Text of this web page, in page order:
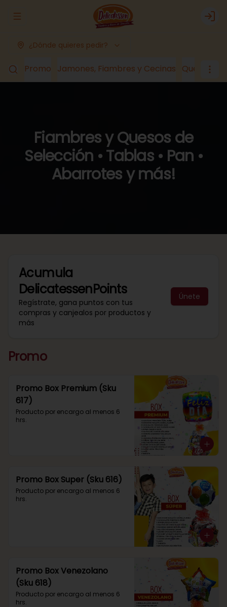
Abrir menu de navegación Login
¿Dónde quieres pedir?
Promo Jamones, Fiambres y Cecinas Quesos
Fiambres y Quesos de
Selección • Tablas • Pan •
Abarrotes y más!
Acumula
DelicatessenPoints
Regístrate, gana puntos con tus
compras y canjealos por productos y
más
Únete
Promo
Promo Box Premium (Sku
617)
Producto por encargo al menos 6
hrs.
Promo Box Super (Sku 616)
Producto por encargo al menos 6
hrs.
Promo Box Venezolano
(Sku 618)
Producto por encargo al menos 6
hrs.